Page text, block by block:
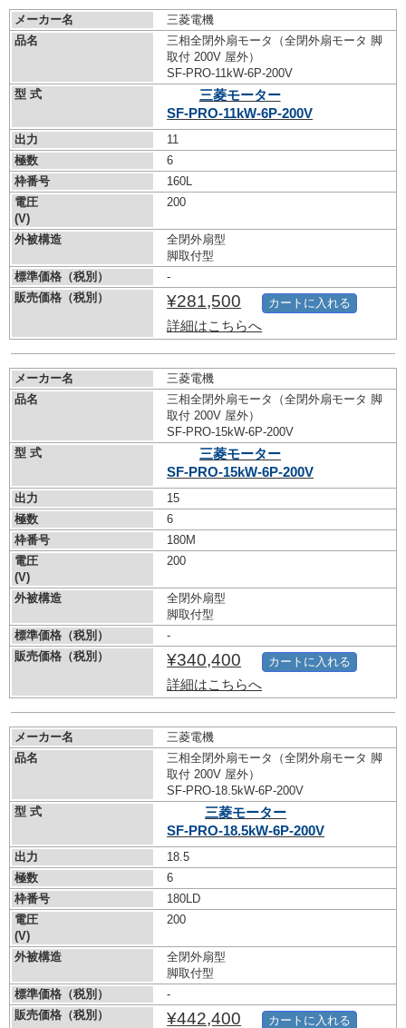
メーカー名
三菱電機
品名
三相全閉外扇モータ（全閉外扇モータ 脚
取付 200V 屋外）
SF-PRO-11kW-6P-200V
型 式
三菱モーター
SF-PRO-11kW-6P-200V
出力
11
極数
6
枠番号
160L
電圧
(V)
200
外被構造
全閉外扇型
脚取付型
標準価格（税別）
-
販売価格（税別）
¥281,500
詳細はこちらへ
カートに入れる
メーカー名
三菱電機
品名
三相全閉外扇モータ（全閉外扇モータ 脚
取付 200V 屋外）
SF-PRO-15kW-6P-200V
型 式
三菱モーター
SF-PRO-15kW-6P-200V
出力
15
極数
6
枠番号
180M
電圧
(V)
200
外被構造
全閉外扇型
脚取付型
標準価格（税別）
-
販売価格（税別）
¥340,400
詳細はこちらへ
カートに入れる
メーカー名
三菱電機
品名
三相全閉外扇モータ（全閉外扇モータ 脚
取付 200V 屋外）
SF-PRO-18.5kW-6P-200V
型 式
三菱モーター
SF-PRO-18.5kW-6P-200V
出力
18.5
極数
6
枠番号
180LD
電圧
(V)
200
外被構造
全閉外扇型
脚取付型
標準価格（税別）
-
販売価格（税別）
¥442,400 カートに入れる